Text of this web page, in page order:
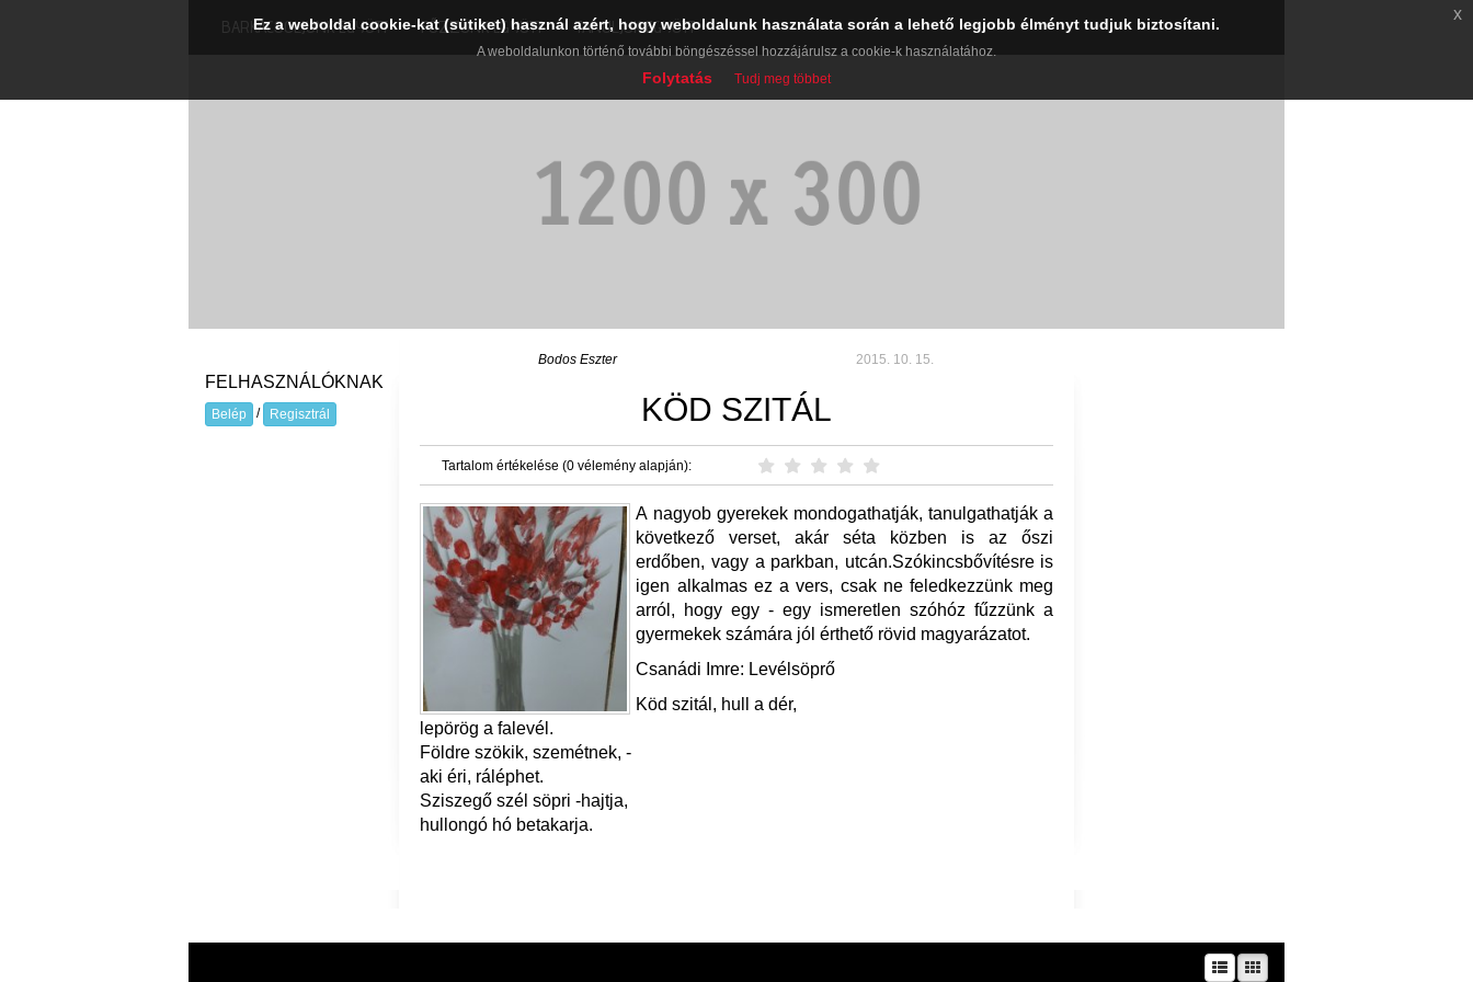
BARKÁCSOLJUNK EGYÜTT FŐZZÜNK EGYÜTT TANULJUK EGYÜTT
Bodos Eszter 2015. 10. 15.
KÖD SZITÁL
Tartalom értékelése (0 vélemény alapján):
A nagyob gyerekek mondogathatják, tanulgathatják a
következő verset, akár séta közben is az őszi
erdőben, vagy a parkban, utcán.Szókincsbővítésre is
igen alkalmas ez a vers, csak ne feledkezzünk meg
arról, hogy egy - egy ismeretlen szóhóz fűzzünk a
gyermekek számára jól érthető rövid magyarázatot.
Csanádi Imre: Levélsöprő
Köd szitál, hull a dér,
lepörög a falevél.
Földre szökik, szemétnek, -
aki éri, ráléphet.
Sziszegő szél söpri -hajtja,
hullongó hó betakarja.
FELHASZNÁLÓKNAK
Belép / Regisztrál
Ez a weboldal cookie-kat (sütiket) használ azért, hogy weboldalunk használata során a lehető legjobb élményt tudjuk biztosítani.
A weboldalunkon történő további böngészéssel hozzájárulsz a cookie-k használatához.
Folytatás Tudj meg többet
x